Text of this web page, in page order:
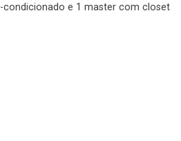
e 1 master com closet